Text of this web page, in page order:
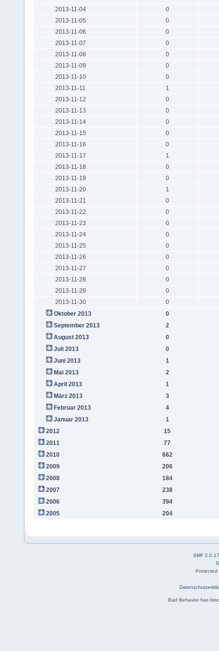
2013-11-04
0
2013-11-05
0
2013-11-06
0
2013-11-07
0
2013-11-08
0
2013-11-09
0
2013-11-10
0
2013-11-11
1
2013-11-12
0
2013-11-13
0
2013-11-14
0
2013-11-15
0
2013-11-16
0
2013-11-17
1
2013-11-18
0
2013-11-19
0
2013-11-20
1
2013-11-21
0
2013-11-22
0
2013-11-23
0
2013-11-24
0
2013-11-25
0
2013-11-26
0
2013-11-27
0
2013-11-28
0
2013-11-29
0
2013-11-30
0
Oktober 2013
0
September 2013
2
August 2013
0
Juli 2013
0
Juni 2013
1
Mai 2013
2
April 2013
1
März 2013
3
Februar 2013
4
Januar 2013
1
2012
15
2011
77
2010
662
2009
206
2008
184
2007
238
2006
394
2005
204
SMF 2.0.17
Bad Behaviorhas